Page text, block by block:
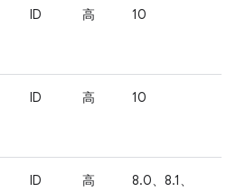
ID 高 10
ID 高 10
ID 高
8.0、8.1、